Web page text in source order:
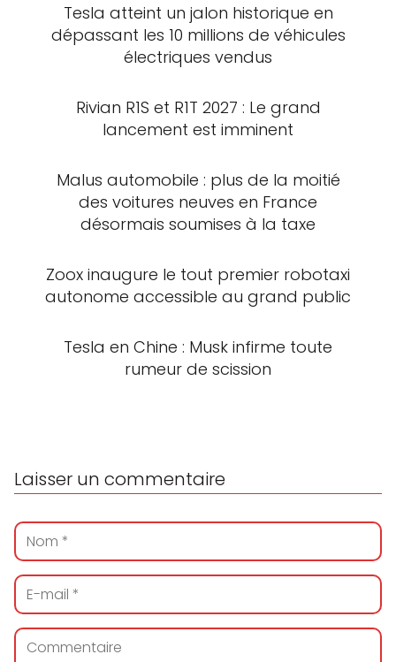
Tesla atteint un jalon historique en
dépassant les 10 millions de véhicules
électriques vendus
Rivian R1S et R1T 2027 : Le grand
lancement est imminent
Malus automobile : plus de la moitié
des voitures neuves en France
désormais soumises à la taxe
Zoox inaugure le tout premier robotaxi
autonome accessible au grand public
Tesla en Chine : Musk infirme toute
rumeur de scission
Laisser un commentaire